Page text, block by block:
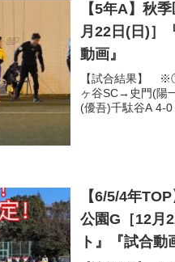
【5年A】秋
月22日(日)］
動画』
【試合結果】
ヶ谷SC→史門(陽
(優吾)千駄谷A 4-
【6/5/4年
公園G［12月
ト』『試合動